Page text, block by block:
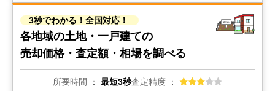
3秒でわかる！全国対応！
各地域の土地・一戸建ての
売却価格・査定額・相場を調べる
所要時間 最短3秒査定精度